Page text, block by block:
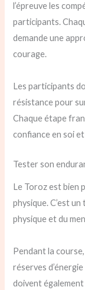
l’épreuve les
participants.
demande une
courage.
Les participants
résistance pour
Chaque étape
confiance en soi
Tester son
Le Toroz est bien
physique. C’est
physique et du
Pendant la
réserves
doivent